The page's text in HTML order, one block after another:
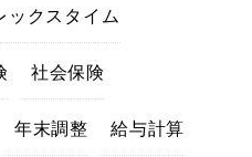
ックスタイム
社会保険
年末調整 給与計算